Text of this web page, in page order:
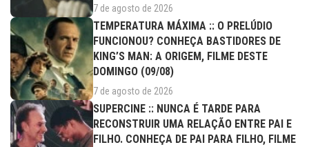
7 de agosto de 2026
TEMPERATURA MÁXIMA :: O PRELÚDIO
FUNCIONOU? CONHEÇA BASTIDORES DE
KING’S MAN: A ORIGEM, FILME DESTE
DOMINGO (09/08)
7 de agosto de 2026
SUPERCINE :: NUNCA É TARDE PARA
RECONSTRUIR UMA RELAÇÃO ENTRE PAI E
FILHO. CONHEÇA DE PAI PARA FILHO, FILME